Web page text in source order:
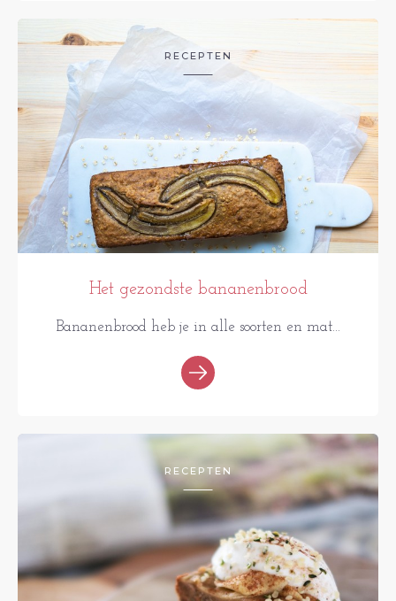
RECEPTEN
Het gezondste bananenbrood
Bananenbrood heb je in alle soorten en mat...
RECEPTEN